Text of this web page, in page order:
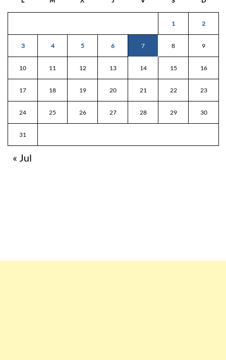
1 2
3 4 5 6 7 8 9
10 11 12 13 14 15 16
17 18 19 20 21 22 23
24 25 26 27 28 29 30
31
« Jul